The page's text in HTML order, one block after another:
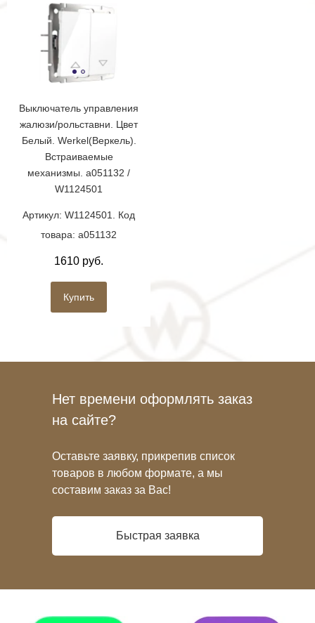
Выключатель управления
жалюзи/рольставни. Цвет
Белый. Werkel(Веркель).
Встраиваемые
механизмы. a051132 /
W1124501
Артикул: W1124501. Код
товара: a051132
1610 руб.
Купить
Нет времени оформлять заказ
на сайте?
Оставьте заявку, прикрепив список
товаров в любом формате, а мы
составим заказ за Вас!
Быстрая заявка